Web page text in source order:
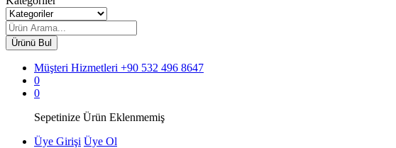
Ürünü Bul
Müşteri Hizmetleri +90 532 496 8647
0
0
Sepetinize Ürün Eklenmemiş
Üye Girişi Üye Ol